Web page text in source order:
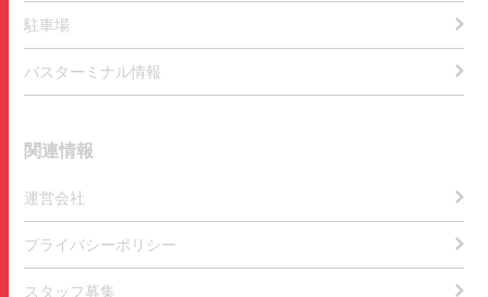
駐車場
バスターミナル情報
関連情報
運営会社
プライバシーポリシー
スタッフ募集